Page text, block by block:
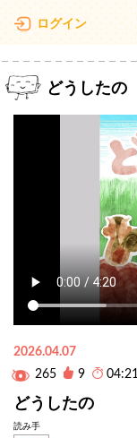
ログイン
どうしたの
2026.04.07
265
9
どうしたの
読み手